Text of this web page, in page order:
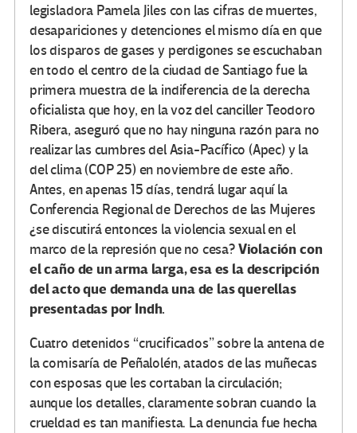
legisladora Pamela Jiles con las cifras de muertes,
desapariciones y detenciones el mismo día en que
los disparos de gases y perdigones se escuchaban
en todo el centro de la ciudad de Santiago fue la
primera muestra de la indiferencia de la derecha
oficialista que hoy, en la voz del canciller Teodoro
Ribera, aseguró que no hay ninguna razón para no
realizar las cumbres del Asia-Pacífico (Apec) y la
del clima (COP 25) en noviembre de este año.
Antes, en apenas 15 días, tendrá lugar aquí la
Conferencia Regional de Derechos de las Mujeres
¿se discutirá entonces la violencia sexual en el
marco de la represión que no cesa?Violación con
el caño de un arma larga, esa es la descripción
del acto que demanda una de las querellas
presentadas por Indh.
Cuatro detenidos “crucificados” sobre la antena de
la comisaría de Peñalolén, atados de las muñecas
con esposas que les cortaban la circulación;
aunque los detalles, claramente sobran cuando la
crueldad es tan manifiesta. La denuncia fue hecha